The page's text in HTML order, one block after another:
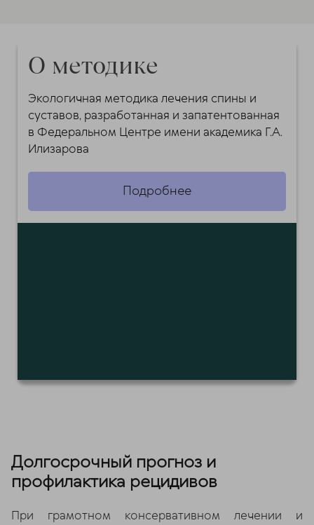
О методике
Экологичная методика лечения спины и
суставов, разработанная и запатентованная
в Федеральном Центре имени академика Г.А.
Илизарова
Подробнее
Долгосрочный прогноз и
профилактика рецидивов
При грамотном консервативном лечении и